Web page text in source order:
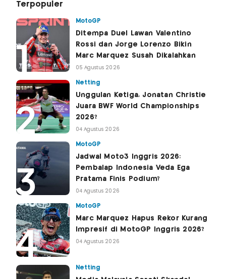
Terpopuler
MotoGP
Ditempa Duel Lawan Valentino
Rossi dan Jorge Lorenzo Bikin
Marc Marquez Susah Dikalahkan
05 Agustus 2026
Netting
Unggulan Ketiga, Jonatan Christie
Juara BWF World Championships
2026?
04 Agustus 2026
MotoGP
Jadwal Moto3 Inggris 2026:
Pembalap Indonesia Veda Ega
Pratama Finis Podium?
04 Agustus 2026
MotoGP
Marc Marquez Hapus Rekor Kurang
Impresif di MotoGP Inggris 2026?
04 Agustus 2026
Netting